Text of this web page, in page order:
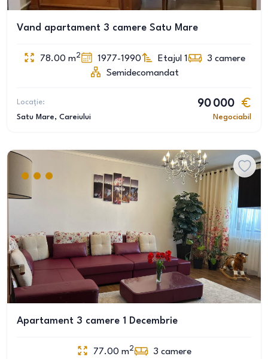
Vand apartament 3 camere Satu Mare
78.00 m2 1977-1990 Etajul 1 3 camere
Semidecomandat
Locație:
Satu Mare, Careiului
90 000
Negociabil
Apartament 3 camere 1 Decembrie
77.00 m2 3 camere